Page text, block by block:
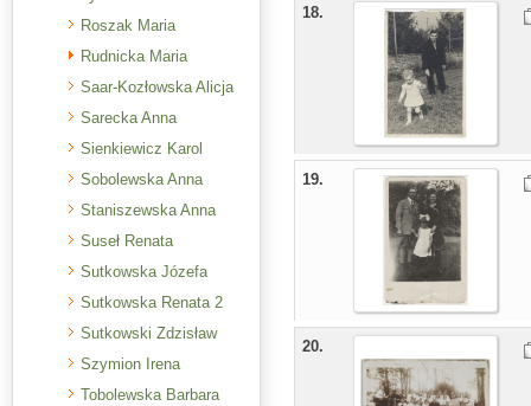
Roszak Maria
Rudnicka Maria
Saar-Kozłowska Alicja
Sarecka Anna
Sienkiewicz Karol
Sobolewska Anna
Staniszewska Anna
Suseł Renata
Sutkowska Józefa
Sutkowska Renata 2
Sutkowski Zdzisław
Szymion Irena
Tobolewska Barbara
18.
19.
20.